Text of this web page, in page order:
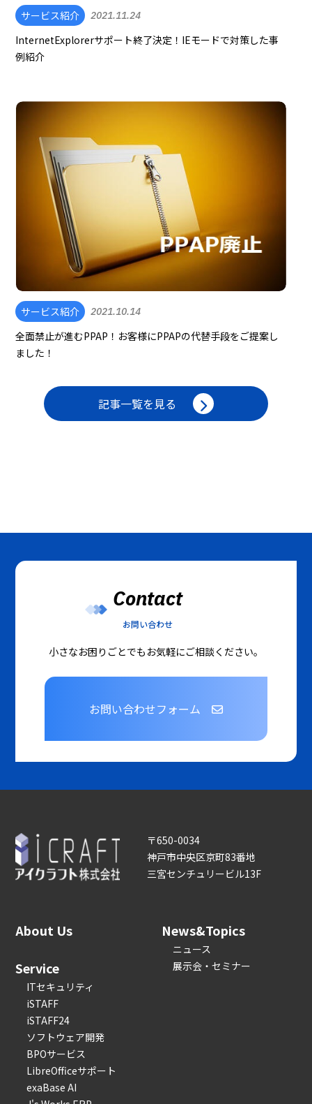
サービス紹介 2021.11.24
InternetExplorerサポート終了決定！IEモードで対策した事
例紹介
サービス紹介 2021.10.14
全面禁止が進むPPAP！お客様にPPAPの代替手段をご提案し
ました！
記事一覧を見る
Contact
お問い合わせ
小さなお困りごとでもお気軽にご相談ください。
お問い合わせフォーム
〒650-0034
神戸市中央区京町83番地
三宮センチュリービル13F
About Us
Service
ITセキュリティ
iSTAFF
iSTAFF24
ソフトウェア開発
BPOサービス
LibreOfficeサポート
exaBase AI
News&Topics
ニュース
展示会・セミナー